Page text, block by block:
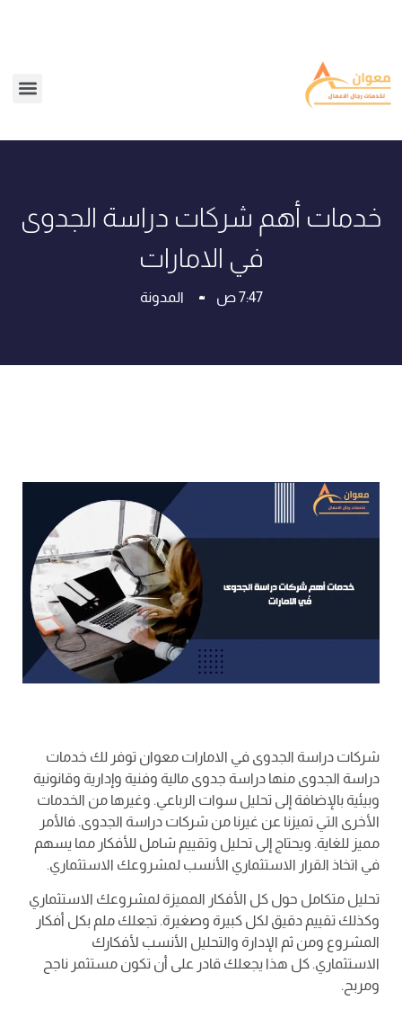
خدمات أهم شركات دراسة الجدوى
في الامارات
7:47 ص المدونة
شركات دراسة الجدوى في الامارات معوان توفر لك خدمات
دراسة الجدوى منها دراسة جدوى مالية وفنية وإدارية وقانونية
وبيئية بالإضافة إلى تحليل سوات الرباعي. وغيرها من الخدمات
الأخرى التي تميزنا عن غيرنا من شركات دراسة الجدوى. فالأمر
مميز للغاية. ويحتاج إلى تحليل وتقييم شامل للأفكار مما يسهم
في اتخاذ القرار الاستثماري الأنسب لمشروعك الاستثماري.
تحليل متكامل حول كل الأفكار المميزة لمشروعك الاستثماري
وكذلك تقييم دقيق لكل كبيرة وصغيرة. تجعلك ملم بكل أفكار
المشروع ومن ثم الإدارة والتحليل الأنسب لأفكارك
الاستثماري. كل هذا يجعلك قادر على أن تكون مستثمر ناجح
ومربح.